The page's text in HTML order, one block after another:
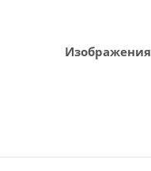
Изображения